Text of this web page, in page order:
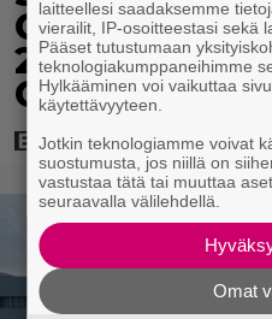
Cruisen
21 vuotta
Cruisen
laitteellesi saadaksemme
vierailit, IP-osoitteestasi sekä
Pääset tutustumaan
teknologiakumppaneihimme
Hylkääminen voi vaikuttaa
käytettävyyteen.
Jotkin teknologiamme voivat
suostumusta, jos niillä on
vastustaa tätä tai muuttaa
seuraavalla välilehdellä.
Omat